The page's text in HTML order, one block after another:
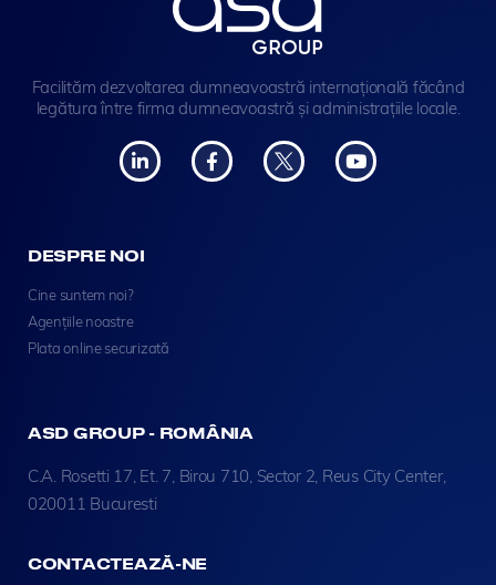
Facilităm dezvoltarea dumneavoastră internațională făcând
legătura între firma dumneavoastră și administrațiile locale.
DESPRE NOI
Cine suntem noi?
Agențiile noastre
Plata online securizată
ASD GROUP - ROMÂNIA
C.A. Rosetti 17, Et. 7, Birou 710, Sector 2, Reus City Center,
020011 Bucuresti
CONTACTEAZĂ-NE